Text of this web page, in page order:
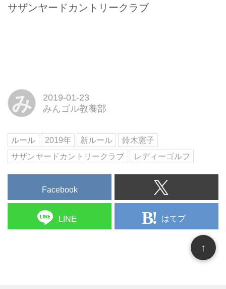
サザンヤードカントリークラブ
み
2019-01-23
みんゴル教養部
ルール 2019年 新ルール
鈴木憲子
サザンヤードカントリークラブ
レディーゴルフ
Facebook
LINE はてブ
↑